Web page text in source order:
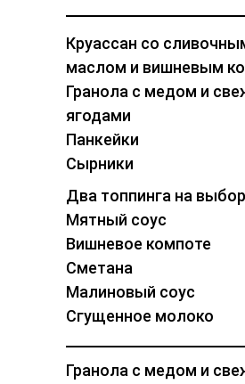
Круассан со
маслом и вишневым
Гранола с медом и
ягодами
Панкейки
Сырники
Два топпинга на
Мятный соус
Вишневое компоте
Сметана
Малиновый соус
Сгущенное молоко
Гранола с медом и